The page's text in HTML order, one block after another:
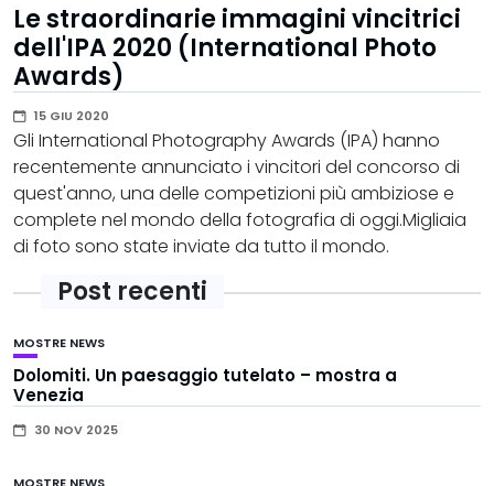
Le straordinarie immagini vincitrici
dell'IPA 2020 (International Photo
Awards)
15 GIU 2020
Gli International Photography Awards (IPA) hanno
recentemente annunciato i vincitori del concorso di
quest'anno, una delle competizioni più ambiziose e
complete nel mondo della fotografia di oggi.Migliaia
di foto sono state inviate da tutto il mondo.
Post recenti
MOSTRE NEWS
Dolomiti. Un paesaggio tutelato – mostra a
Venezia
30 NOV 2025
MOSTRE NEWS